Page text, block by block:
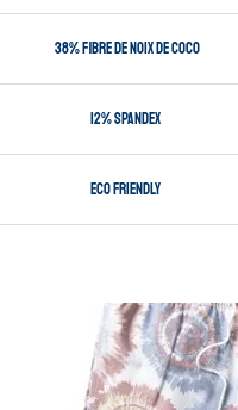
38% fibre de noix de coco
12% spandex
eco friendly